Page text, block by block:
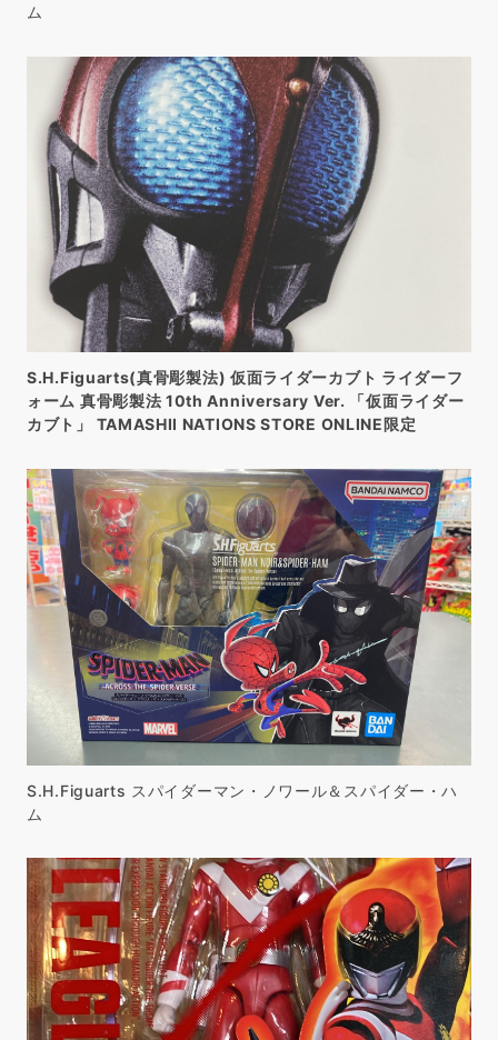
ム
S.H.Figuarts(真骨彫製法) 仮面ライダーカブト ライダーフ
ォーム 真骨彫製法 10th Anniversary Ver. 「仮面ライダー
カブト」 TAMASHII NATIONS STORE ONLINE限定
S.H.Figuarts スパイダーマン・ノワール＆スパイダー・ハ
ム